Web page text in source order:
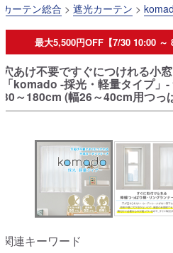
カーテン総合 > 遮光カーテン >
最大5,500円OFF【7/30 10:00 ～
穴あけ不要ですぐにつけれる小
「komado -採光・軽量タイプ
30～180cm (幅26～40cm用つっ
関連キーワード